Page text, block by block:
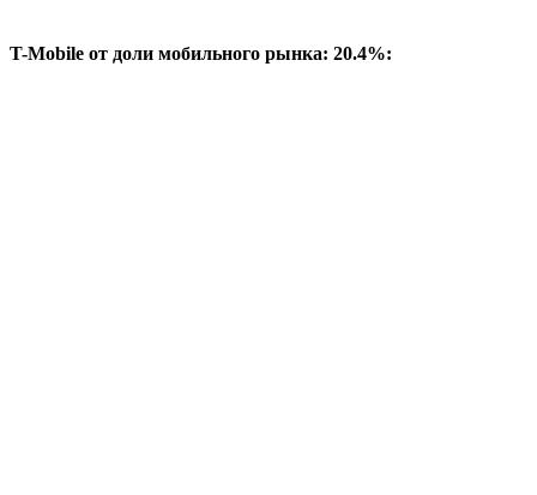
T-Mobile от доли мобильного рынка: 20.4%: